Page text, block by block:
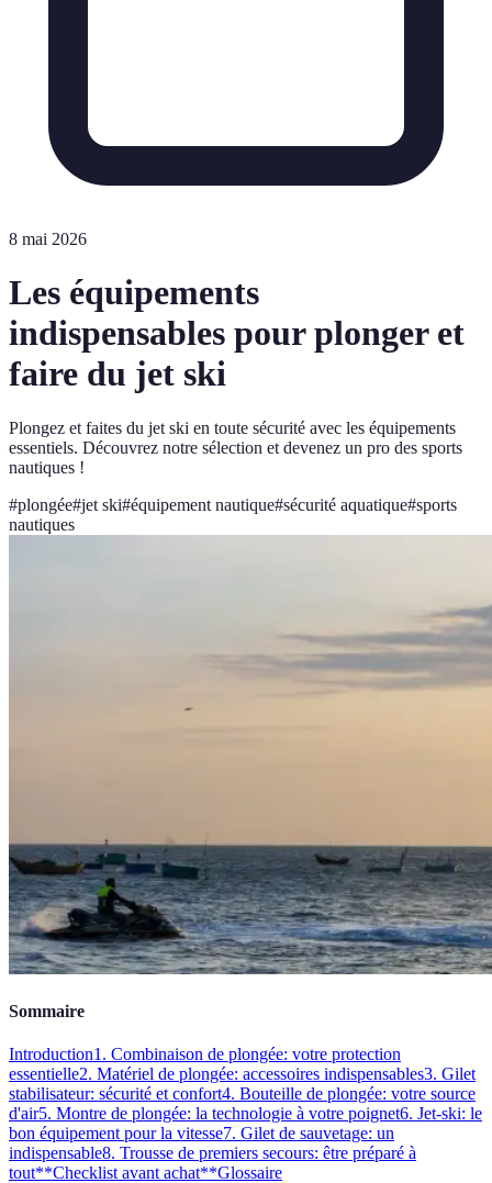
8 mai 2026
Les équipements
indispensables pour plonger et
faire du jet ski
Plongez et faites du jet ski en toute sécurité avec les équipements
essentiels. Découvrez notre sélection et devenez un pro des sports
nautiques !
#plongée#jet ski#équipement nautique#sécurité aquatique#sports
nautiques
Sommaire
Introduction1. Combinaison de plongée: votre protection
essentielle2. Matériel de plongée: accessoires indispensables3. Gilet
stabilisateur: sécurité et confort4. Bouteille de plongée: votre source
d'air5. Montre de plongée: la technologie à votre poignet6. Jet-ski: le
bon équipement pour la vitesse7. Gilet de sauvetage: un
indispensable8. Trousse de premiers secours: être préparé à
tout**Checklist avant achat**Glossaire